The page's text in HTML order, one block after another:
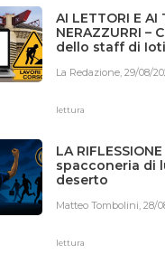
AI LETTORI E AI
NERAZZURRI –
dello staff di
La Redazione,29/08/
lettura
LA
spacconeria di
deserto
Matteo Tombolini,28/
lettura